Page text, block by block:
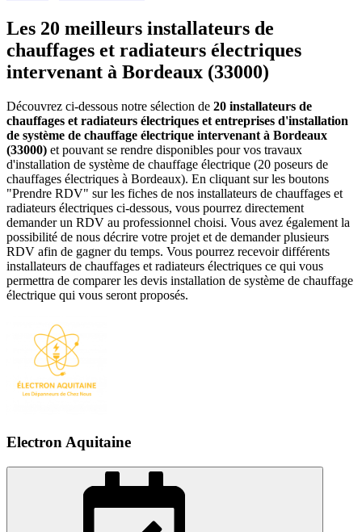
Les 20 meilleurs installateurs de
chauffages et radiateurs électriques
intervenant à Bordeaux (33000)
Découvrez ci-dessous notre sélection de 20 installateurs de
chauffages et radiateurs électriques et entreprises d'installation
de système de chauffage électrique intervenant à Bordeaux
(33000) et pouvant se rendre disponibles pour vos travaux
d'installation de système de chauffage électrique (20 poseurs de
chauffages électriques à Bordeaux). En cliquant sur les boutons
"Prendre RDV" sur les fiches de nos installateurs de chauffages et
radiateurs électriques ci-dessous, vous pourrez directement
demander un RDV au professionnel choisi. Vous avez également la
possibilité de nous décrire votre projet et de demander plusieurs
RDV afin de gagner du temps. Vous pourrez recevoir différents
installateurs de chauffages et radiateurs électriques ce qui vous
permettra de comparer les devis installation de système de chauffage
électrique qui vous seront proposés.
Electron Aquitaine